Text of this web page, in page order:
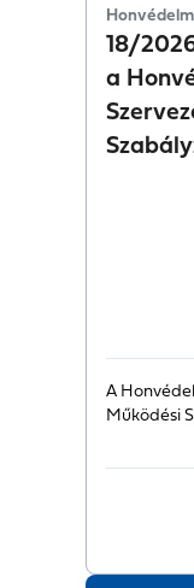
18/
a
A
Működési